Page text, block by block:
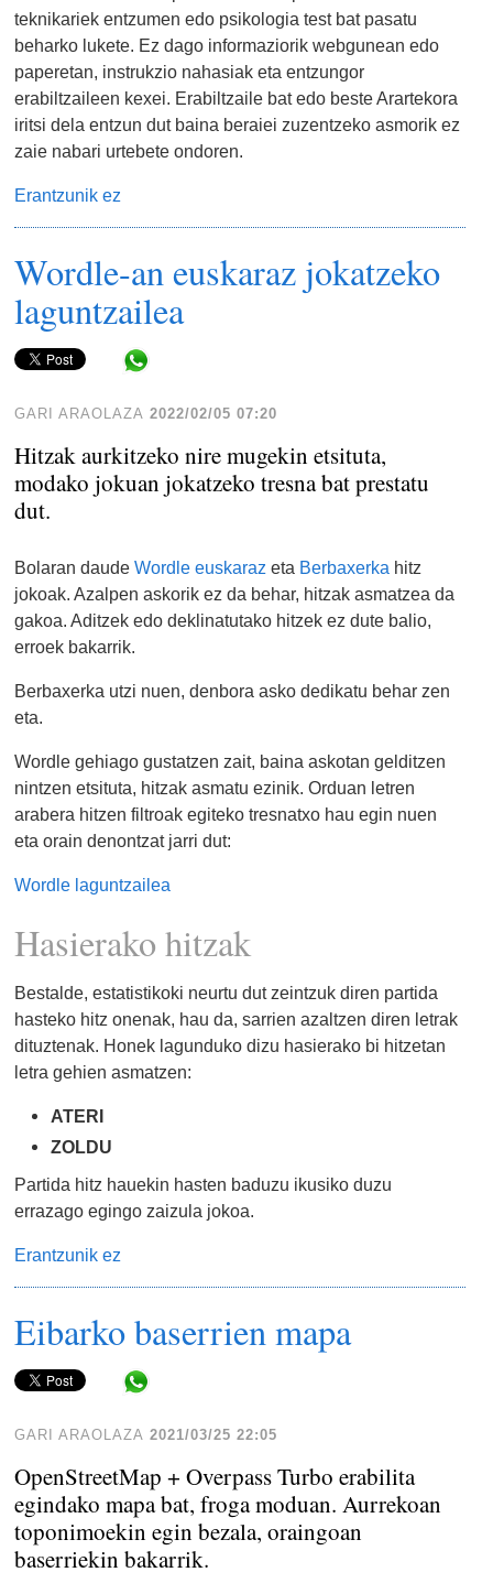
teknikariek entzumen edo psikologia test bat pasatu
beharko lukete. Ez dago informaziorik webgunean edo
paperetan, instrukzio nahasiak eta entzungor
erabiltzaileen kexei. Erabiltzaile bat edo beste Arartekora
iritsi dela entzun dut baina beraiei zuzentzeko asmorik ez
zaie nabari urtebete ondoren.
Erantzunik ez
Wordle-an euskaraz jokatzeko
laguntzailea
GARI ARAOLAZA 2022/02/05 07:20
Hitzak aurkitzeko nire mugekin etsituta,
modako jokuan jokatzeko tresna bat prestatu
dut.
Bolaran daudeWordle euskaraz eta Berbaxerka hitz
jokoak. Azalpen askorik ez da behar, hitzak asmatzea da
gakoa. Aditzek edo deklinatutako hitzek ez dute balio,
erroek bakarrik.
Berbaxerka utzi nuen, denbora asko dedikatu behar zen
eta.
Wordle gehiago gustatzen zait, baina askotan gelditzen
nintzen etsituta, hitzak asmatu ezinik. Orduan letren
arabera hitzen filtroak egiteko tresnatxo hau egin nuen
eta orain denontzat jarri dut:
Wordle laguntzailea
Hasierako hitzak
Bestalde, estatistikoki neurtu dut zeintzuk diren partida
hasteko hitz onenak, hau da, sarrien azaltzen diren letrak
dituztenak. Honek lagunduko dizu hasierako bi hitzetan
letra gehien asmatzen:
ATERI
ZOLDU
Partida hitz hauekin hasten baduzu ikusiko duzu
errazago egingo zaizula jokoa.
Erantzunik ez
Eibarko baserrien mapa
GARI ARAOLAZA 2021/03/25 22:05
OpenStreetMap + Overpass Turbo erabilita
egindako mapa bat, froga moduan. Aurrekoan
toponimoekin egin bezala, oraingoan
baserriekin bakarrik.